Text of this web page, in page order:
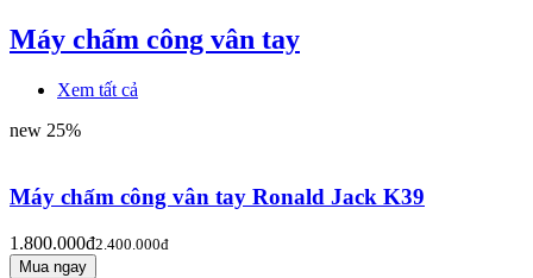
Máy chấm công vân tay
Xem tất cả
new 25%
Máy chấm công vân tay Ronald Jack K39
1.800.000đ2.400.000đ